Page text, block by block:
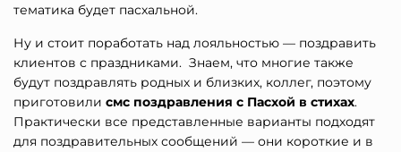
тематика будет пасхальной.
Ну и стоит поработать над лояльностью — поздравить
клиентов с праздниками. Знаем, что многие также
будут поздравлять родных и близких, коллег, поэтому
приготовили смс поздравления с Пасхой в стихах.
Практически все представленные варианты подходят
для поздравительных сообщений — они короткие и в